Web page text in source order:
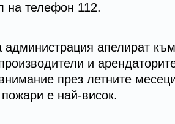
на телефон 112.
администрация апелират
и
през летните
е най-висок.